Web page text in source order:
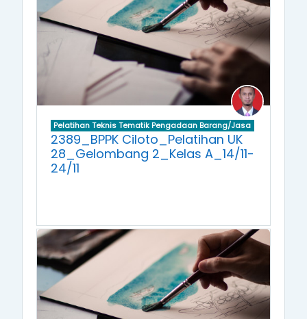
Pelatihan Teknis Tematik Pengadaan Barang/Jasa
2389_BPPK Ciloto_Pelatihan UK
28_Gelombang 2_Kelas A_14/11-
24/11